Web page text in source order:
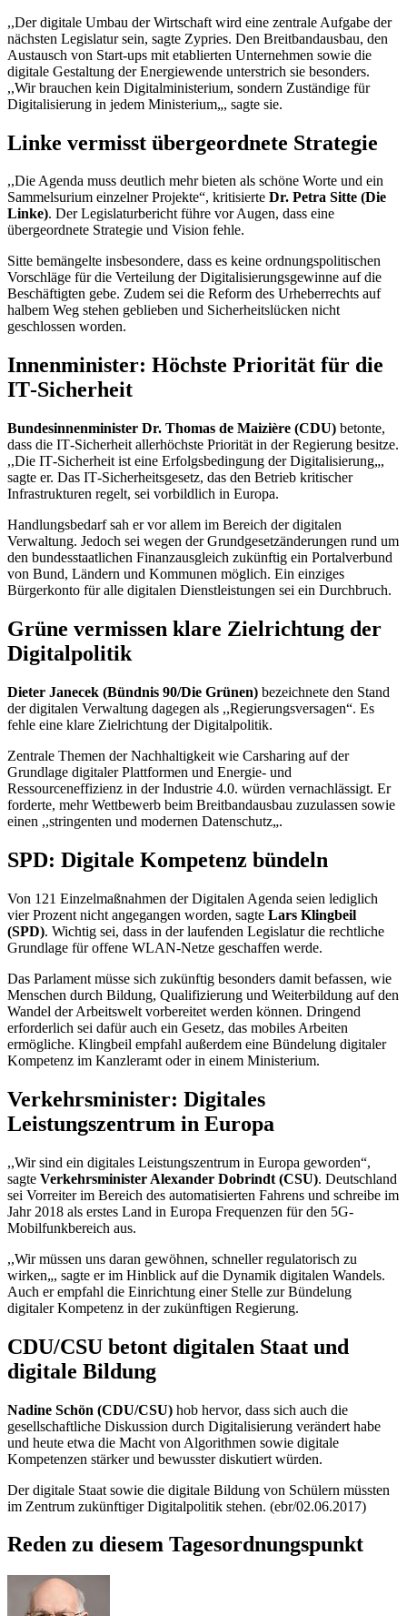
,,Der digitale Umbau der Wirtschaft wird eine zentrale Aufgabe der
nächsten Legislatur sein, sagte Zypries. Den Breitbandausbau, den
Austausch von Start-ups mit etablierten Unternehmen sowie die
digitale Gestaltung der Energiewende unterstrich sie besonders.
,,Wir brauchen kein Digitalministerium, sondern Zuständige für
Digitalisierung in jedem Ministerium„, sagte sie.
Linke vermisst übergeordnete Strategie
,,Die Agenda muss deutlich mehr bieten als schöne Worte und ein
Sammelsurium einzelner Projekte“, kritisierte Dr. Petra Sitte (Die
Linke). Der Legislaturbericht führe vor Augen, dass eine
übergeordnete Strategie und Vision fehle.
Sitte bemängelte insbesondere, dass es keine ordnungspolitischen
Vorschläge für die Verteilung der Digitalisierungsgewinne auf die
Beschäftigten gebe. Zudem sei die Reform des Urheberrechts auf
halbem Weg stehen geblieben und Sicherheitslücken nicht
geschlossen worden.
Innenminister: Höchste Priorität für die
IT-Sicherheit
Bundesinnenminister Dr. Thomas de Maizière (CDU) betonte,
dass die IT-Sicherheit allerhöchste Priorität in der Regierung besitze.
,,Die IT-Sicherheit ist eine Erfolgsbedingung der Digitalisierung„,
sagte er. Das IT-Sicherheitsgesetz, das den Betrieb kritischer
Infrastrukturen regelt, sei vorbildlich in Europa.
Handlungsbedarf sah er vor allem im Bereich der digitalen
Verwaltung. Jedoch sei wegen der Grundgesetzänderungen rund um
den bundesstaatlichen Finanzausgleich zukünftig ein Portalverbund
von Bund, Ländern und Kommunen möglich. Ein einziges
Bürgerkonto für alle digitalen Dienstleistungen sei ein Durchbruch.
Grüne vermissen klare Zielrichtung der
Digitalpolitik
Dieter Janecek (Bündnis 90/Die Grünen) bezeichnete den Stand
der digitalen Verwaltung dagegen als ,,Regierungsversagen“. Es
fehle eine klare Zielrichtung der Digitalpolitik.
Zentrale Themen der Nachhaltigkeit wie Carsharing auf der
Grundlage digitaler Plattformen und Energie- und
Ressourceneffizienz in der Industrie 4.0. würden vernachlässigt. Er
forderte, mehr Wettbewerb beim Breitbandausbau zuzulassen sowie
einen ,,stringenten und modernen Datenschutz„.
SPD: Digitale Kompetenz bündeln
Von 121 Einzelmaßnahmen der Digitalen Agenda seien lediglich
vier Prozent nicht angegangen worden, sagte Lars Klingbeil
(SPD). Wichtig sei, dass in der laufenden Legislatur die rechtliche
Grundlage für offene WLAN-Netze geschaffen werde.
Das Parlament müsse sich zukünftig besonders damit befassen, wie
Menschen durch Bildung, Qualifizierung und Weiterbildung auf den
Wandel der Arbeitswelt vorbereitet werden können. Dringend
erforderlich sei dafür auch ein Gesetz, das mobiles Arbeiten
ermögliche. Klingbeil empfahl außerdem eine Bündelung digitaler
Kompetenz im Kanzleramt oder in einem Ministerium.
Verkehrsminister: Digitales
Leistungszentrum in Europa
,,Wir sind ein digitales Leistungszentrum in Europa geworden“,
sagte Verkehrsminister Alexander Dobrindt (CSU). Deutschland
sei Vorreiter im Bereich des automatisierten Fahrens und schreibe im
Jahr 2018 als erstes Land in Europa Frequenzen für den 5G-
Mobilfunkbereich aus.
,,Wir müssen uns daran gewöhnen, schneller regulatorisch zu
wirken„, sagte er im Hinblick auf die Dynamik digitalen Wandels.
Auch er empfahl die Einrichtung einer Stelle zur Bündelung
digitaler Kompetenz in der zukünftigen Regierung.
CDU/CSU betont digitalen Staat und
digitale Bildung
Nadine Schön (CDU/CSU) hob hervor, dass sich auch die
gesellschaftliche Diskussion durch Digitalisierung verändert habe
und heute etwa die Macht von Algorithmen sowie digitale
Kompetenzen stärker und bewusster diskutiert würden.
Der digitale Staat sowie die digitale Bildung von Schülern müssten
im Zentrum zukünftiger Digitalpolitik stehen. (ebr/02.06.2017)
Reden zu diesem Tagesordnungspunkt